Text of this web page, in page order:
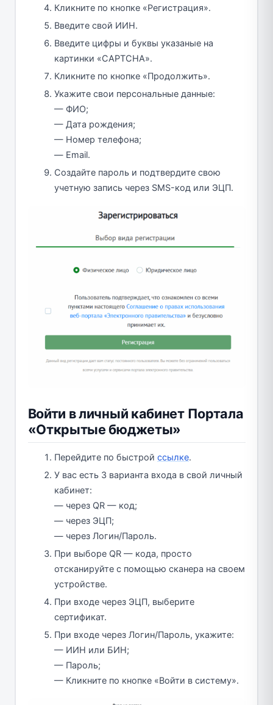
Кликните по кнопке «Регистрация».
Введите свой ИИН.
Введите цифры и буквы указаные на
картинки «CAPTCHA».
Кликните по кнопке «Продолжить».
Укажите свои персональные данные:
— ФИО;
— Дата рождения;
— Номер телефона;
— Email.
Создайте пароль и подтвердите свою
учетную запись через SMS-код или ЭЦП.
Войти в личный кабинет Портала
«Открытые бюджеты»
Перейдите по быстрой ссылке.
У вас есть 3 варианта входа в свой личный
кабинет:
— через QR — код;
— через ЭЦП;
— через Логин/Пароль.
При выборе QR — кода, просто
отсканируйте с помощью сканера на своем
устройстве.
При входе через ЭЦП, выберите
сертификат.
При входе через Логин/Пароль, укажите:
— ИИН или БИН;
— Пароль;
— Кликните по кнопке «Войти в систему».